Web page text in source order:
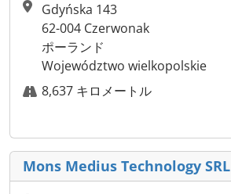
Gdyńska 143
62-004 Czerwonak
ポーランド
Województwo wielkopolskie
8,637 キロメートル
Mons Medius Technology SRL